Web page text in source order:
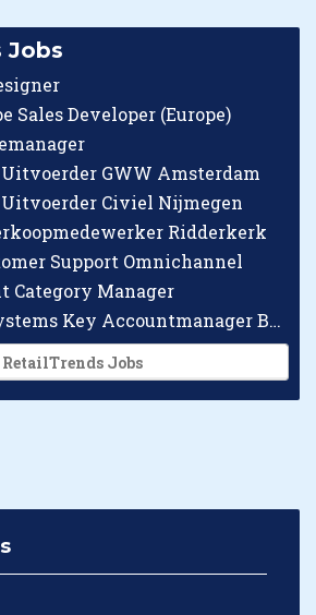
Jobs
Sales Developer (Europe)
GWW Amsterdam
Uitvoerder Civiel Nijmegen
Ridderkerk
Support Omnichannel
Category Manager
Checkpoint Systems Key Accountmanager Benelux
RetailTrends Jobs